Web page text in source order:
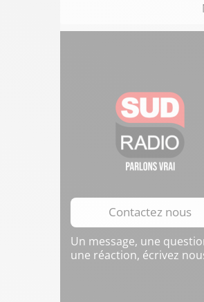
Contactez nous
Un message, une
une réaction, écrivez